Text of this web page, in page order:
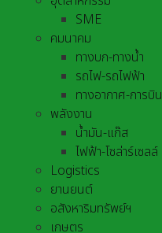
SME
คมนาคม
ทางบก-ทางน้ำ
รถไฟ-รถไฟฟ้า
ทางอากาศ-การบิน
พลังงาน
น้ำมัน-แก๊ส
ไฟฟ้า-โซล่าร์เซลล์
Logistics
ยานยนต์
อสังหาริมทรัพย์ฯ
เกษตร